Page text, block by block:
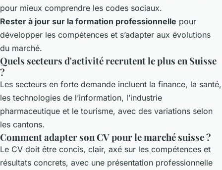
pour mieux comprendre les codes sociaux.
Rester à jour sur la formation professionnelle pour
développer les compétences et s’adapter aux évolutions
du marché.
Quels secteurs d'activité recrutent le plus en Suisse
?
Les secteurs en forte demande incluent la finance, la santé,
les technologies de l’information, l’industrie
pharmaceutique et le tourisme, avec des variations selon
les cantons.
Comment adapter son CV pour le marché suisse ?
Le CV doit être concis, clair, axé sur les compétences et
résultats concrets, avec une présentation professionnelle